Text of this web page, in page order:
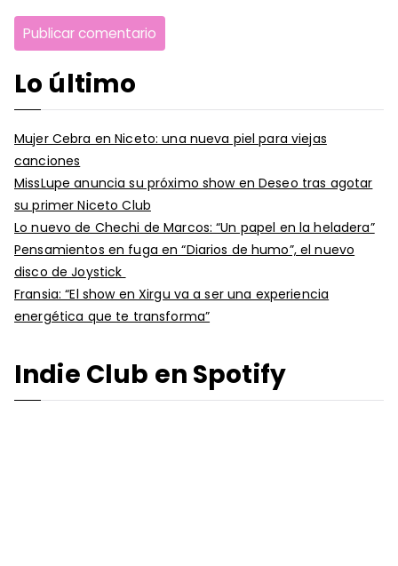
Lo último
Mujer Cebra en Niceto: una nueva piel para viejas
canciones
MissLupe anuncia su próximo show en Deseo tras agotar
su primer Niceto Club
Lo nuevo de Chechi de Marcos: “Un papel en la heladera”
Pensamientos en fuga en “Diarios de humo”, el nuevo
disco de Joystick
Fransia: “El show en Xirgu va a ser una experiencia
energética que te transforma”
Indie Club en Spotify